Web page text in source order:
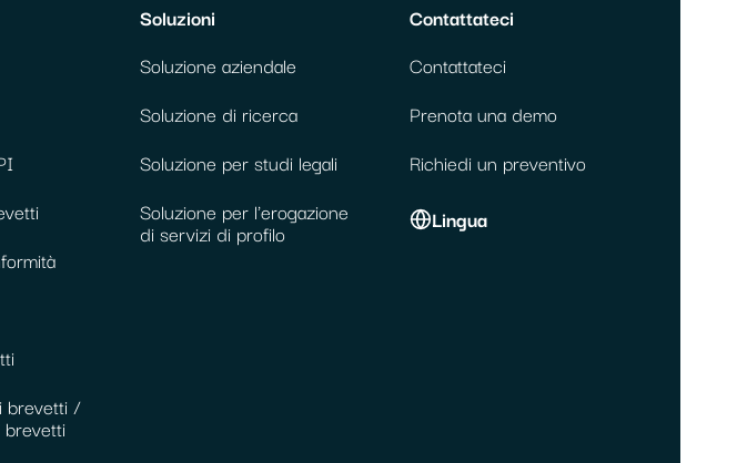
brevetti /
Soluzioni
Soluzione aziendale
Soluzione di ricerca
Soluzione per studi legali
Soluzione per l'erogazione
di servizi di profilo
Contattateci
Contattateci
Prenota una demo
Richiedi un preventivo
Lingua